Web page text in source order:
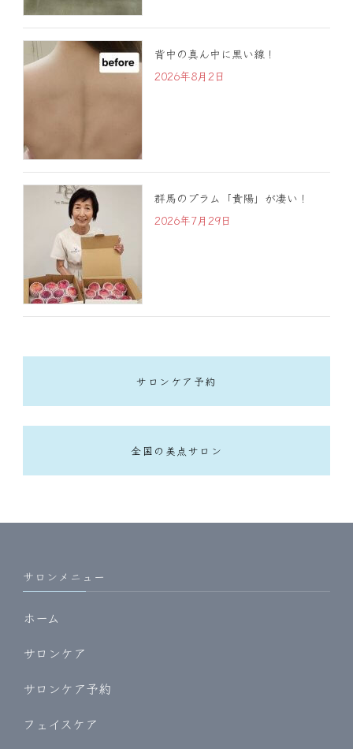
背中の真ん中に黒い線！
2026年8月2日
群馬のプラム「貴陽」が凄い！
2026年7月29日
サロンケア予約
全国の美点サロン
サロンメニュー
ホーム
サロンケア
サロンケア予約
フェイスケア